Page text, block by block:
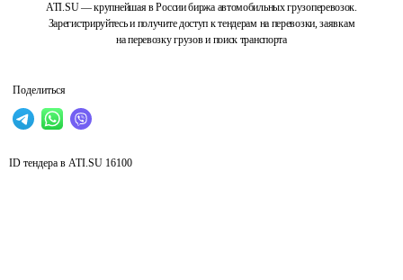
ATI.SU — крупнейшая в России биржа автомобильных грузоперевозок.
Зарегистрируйтесь и получите доступ к тендерам на перевозки, заявкам
на перевозку грузов и поиск транспорта
Поделиться
ID тендера в ATI.SU 16100